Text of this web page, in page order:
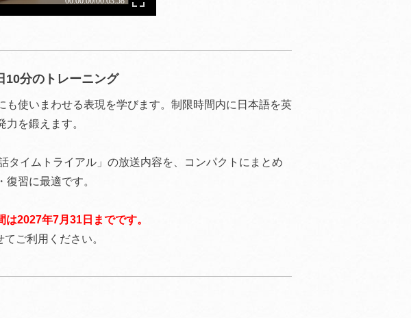
10分のトレーニング
使いまわせる表現を学びます。制限時間内に日本語を英
を鍛えます。
タイムトライアル」の放送内容を、コンパクトにまとめ
習に最適です。
2027年7月31日までです。
ご利用ください。